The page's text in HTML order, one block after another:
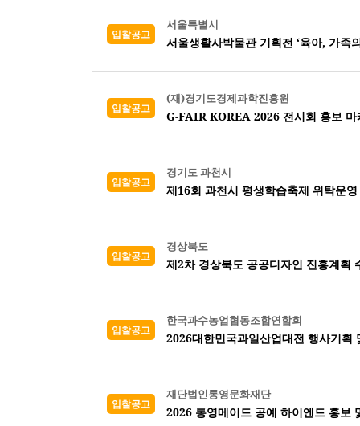
입찰공고
서울특별시
서울생활사박물관 기획전 ‘육아, 가족
입찰공고
(재)경기도경제과학진흥원
G-FAIR KOREA 2026 전시회 홍보 마
입찰공고
경기도 과천시
제16회 과천시 평생학습축제 위탁운
입찰공고
경상북도
제2차 경상북도 공공디자인 진흥계획
입찰공고
한국과수농업협동조합연합회
2026대한민국과일산업대전 행사기획
입찰공고
재단법인통영문화재단
2026 통영메이드 공예 하이엔드 홍보